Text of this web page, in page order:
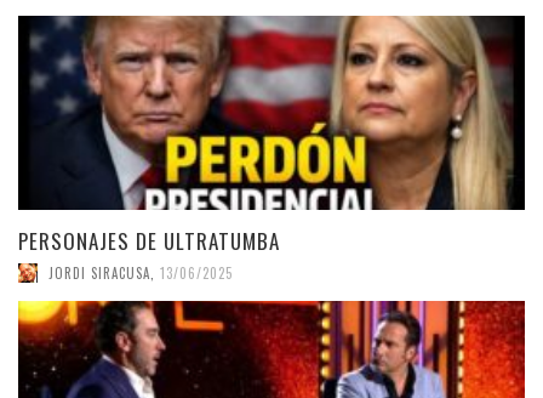
PERSONAJES DE ULTRATUMBA
JORDI SIRACUSA 13/06/2025